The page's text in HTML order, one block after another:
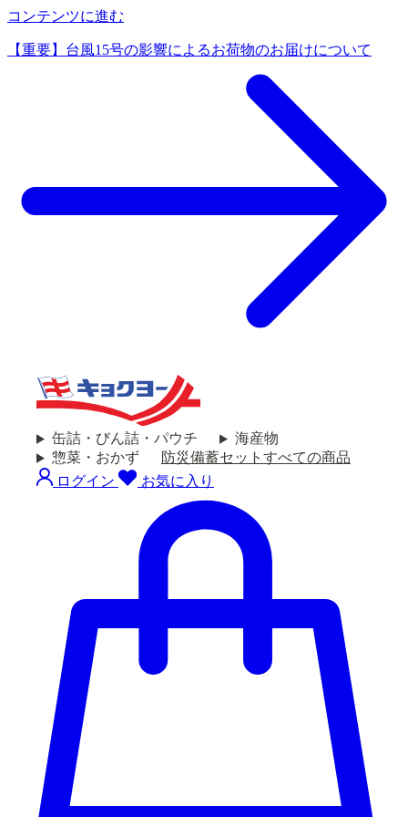
コンテンツに進む
【重要】台風15号の影響によるお荷物のお届けについて
缶詰・びん詰・パウチ
海産物
惣菜・おかず
防災備蓄セット すべての商品
ログイン
お気に入り